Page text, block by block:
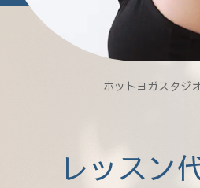
ホットヨガスタジ
レッスン